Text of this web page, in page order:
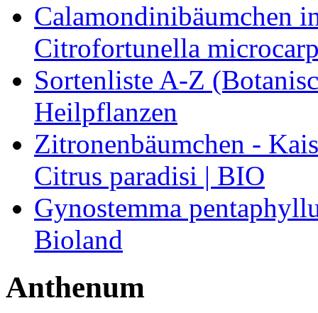
Calamondinibäumchen
Citrofortunella
Sortenliste A-Z
Heilpflanzen
Zitronenbäumchen -
Citrus paradisi | BIO
Gynostemma
Bioland
Anthenum